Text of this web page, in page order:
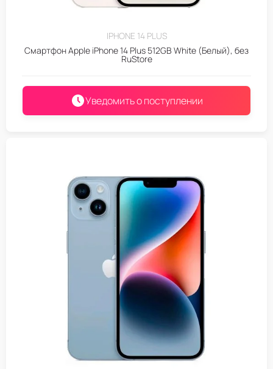
IPHONE 14 PLUS
Смартфон Apple iPhone 14 Plus 512GB White (Белый), без
RuStore
Уведомить о поступлении